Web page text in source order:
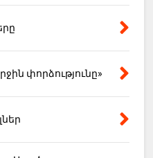
փորձությունը»